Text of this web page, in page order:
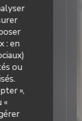
: en
ou
»,
« pour
Que ce
collègues,